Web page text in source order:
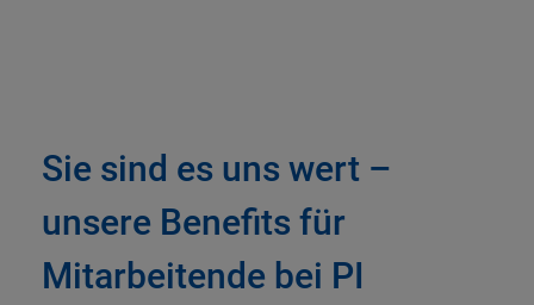
Sie sind es uns wert –
unsere Benefits für
Mitarbeitende bei PI